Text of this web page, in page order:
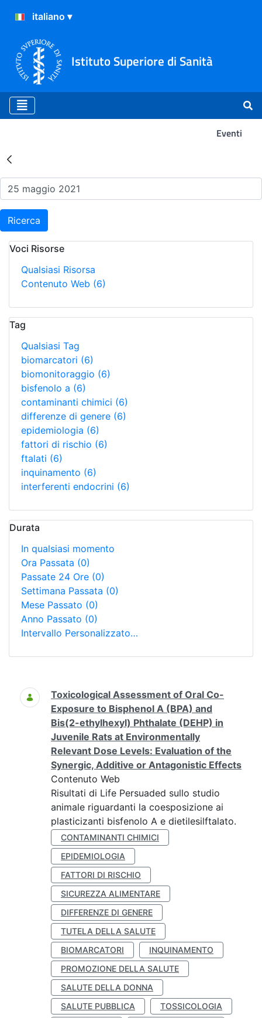
Istituto Superiore di Sanità
Eventi
Risultati della Ricerca -
Ricerca
Voci Risorse
Qualsiasi Risorsa
Contenuto Web (6)
Tag
Qualsiasi Tag
biomarcatori (6)
biomonitoraggio (6)
bisfenolo a (6)
contaminanti chimici (6)
differenze di genere (6)
epidemiologia (6)
fattori di rischio (6)
ftalati (6)
inquinamento (6)
interferenti endocrini (6)
Durata
In qualsiasi momento
Ora Passata (0)
Passate 24 Ore (0)
Settimana Passata (0)
Mese Passato (0)
Anno Passato (0)
Intervallo Personalizzato…
Ricerca
Toxicological Assessment of Oral Co-
Exposure to Bisphenol A (BPA) and
Bis(2-ethylhexyl) Phthalate (DEHP) in
Juvenile Rats at Environmentally
Relevant Dose Levels: Evaluation of the
Synergic, Additive or Antagonistic Effects
Contenuto Web
Risultati di Life Persuaded sullo studio
animale riguardanti la coesposizione ai
plasticizanti bisfenolo A e dietilesilftalato.
CONTAMINANTI CHIMICI
EPIDEMIOLOGIA
FATTORI DI RISCHIO
SICUREZZA ALIMENTARE
DIFFERENZE DI GENERE
TUTELA DELLA SALUTE
BIOMARCATORI
INQUINAMENTO
PROMOZIONE DELLA SALUTE
SALUTE DELLA DONNA
SALUTE PUBBLICA
TOSSICOLOGIA